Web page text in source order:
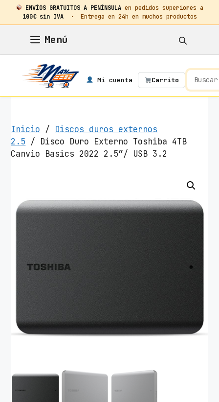
ENVÍOS GRATUITOS A PENÍNSULA en pedidos superiores a
100€ sin IVA· Entrega en 24h en muchos productos
contenido
Menú
Mi cuenta Carrito
Inicio / Discos duros externos
2.5 / Disco Duro Externo Toshiba 4TB
Canvio Basics 2022 2.5″/ USB 3.2